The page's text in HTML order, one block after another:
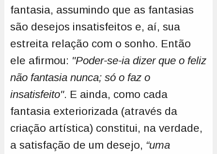
fantasia, assumindo que as fantasias
são desejos insatisfeitos e, aí, sua
estreita relação com o sonho. Então
ele afirmou: "Poder-se-ia dizer que o feliz
não fantasia nunca; só o faz o
insatisfeito". E ainda, como cada
fantasia exteriorizada (através da
criação artística) constitui, na verdade,
a satisfação de um desejo, “uma